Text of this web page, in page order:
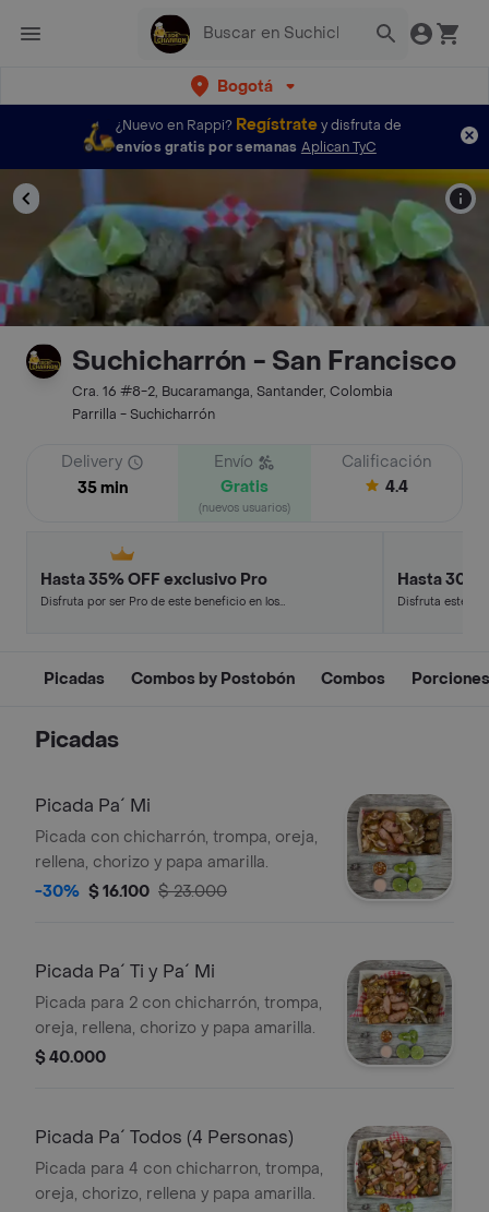
Bogotá
¿Nuevo en Rappi? Regístratey disfruta de
envíos gratis por semanas Aplican TyC
Suchicharrón - San Francisco
Cra. 16 #8-2, Bucaramanga, Santander, Colombia
Parrilla - Suchicharrón
Delivery
35 min
Envío
Gratis
(nuevos usuarios)
Calificación
4.4
Hasta 35% OFF exclusivo Pro
Disfruta por ser Pro de este beneficio en los
Hasta 30%
Disfruta este
Picadas Combos by Postobón Combos Porciones
Picadas
Picada Pa´ Mi
Picada con chicharrón, trompa, oreja,
rellena, chorizo y papa amarilla.
-30% $ 16.100 $ 23.000
Picada Pa´ Ti y Pa´ Mi
Picada para 2 con chicharrón, trompa,
oreja, rellena, chorizo y papa amarilla.
$ 40.000
Picada Pa´ Todos (4 Personas)
Picada para 4 con chicharron, trompa,
oreja, chorizo, rellena y papa amarilla.